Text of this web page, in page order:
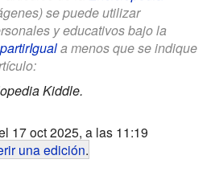
se puede utilizar
y educativos bajo la
a menos que se indique
Kiddle.
17 oct 2025, a las 11:19
una edición.